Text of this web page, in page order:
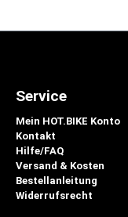
Service
Mein HOT.BIKE Konto
Kontakt
Hilfe/FAQ
Versand & Kosten
Bestellanleitung
Widerrufsrecht